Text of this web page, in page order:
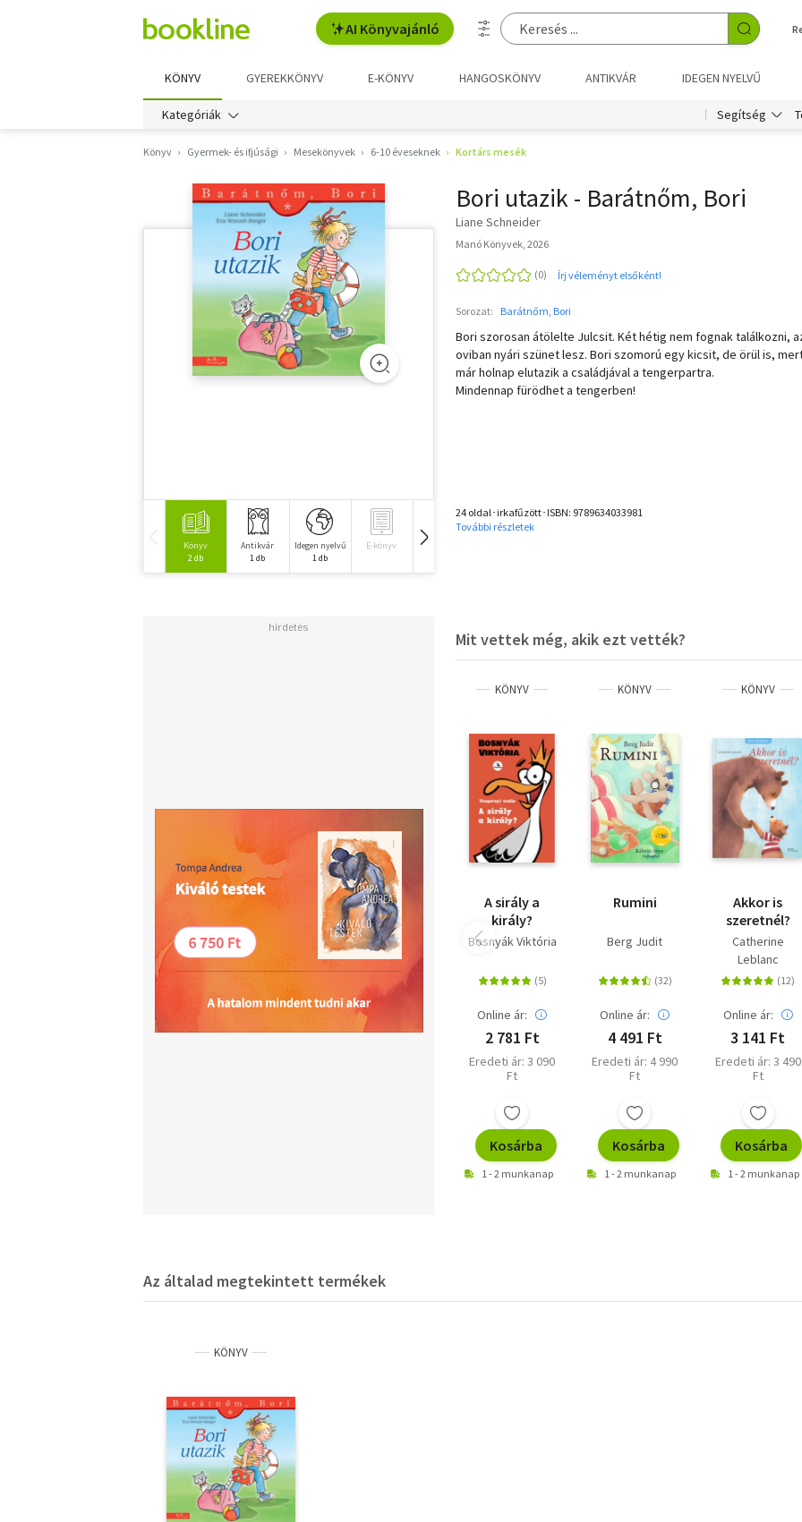
AI Könyvajánló
KÖNYV GYEREKKÖNYV E-KÖNYV HANGOSKÖNYV ANTIKVÁR IDEGEN NYELVŰ
Kategóriák Segítség
Könyv Gyermek- és ifjúsági Mesekönyvek 6-10 éveseknek Kortárs mesék
Könyv
2 db
Antikvár
1 db
Idegen nyelvű
1 db
E-könyv Hangoskönyv
Bori utazik - Barátnőm, Bori
Liane Schneider
Manó Könyvek, 2026
Írj véleményt elsőként!
Sorozat: Barátnőm, Bori
Bori szorosan átölelte Julcsit. Két hétig nem fognak találkozni,
oviban nyári szünet lesz. Bori szomorú egy kicsit, de örül is,
már holnap elutazik a családjával a tengerpartra.
Mindennap fürödhet a tengerben!
24 oldal･irkafűzött･ISBN: 9789634033981
További részletek
Mit vettek még, akik ezt vették?
KÖNYV
A sirály a
király?
Bosnyák Viktória
Online ár:
2 781 Ft
Eredeti ár: 3 090
Ft
Kosárba
1 - 2 munkanap
KÖNYV
Rumini
Berg Judit
Online ár:
4 491 Ft
Eredeti ár: 4 990
Ft
Kosárba
1 - 2 munkanap
KÖNYV
Akkor is
szeretnél?
Catherine
Leblanc
Online ár:
3 141 Ft
Eredeti ár: 3 490
Ft
Kosárba
1 - 2 munkanap
Az általad megtekintett termékek
KÖNYV